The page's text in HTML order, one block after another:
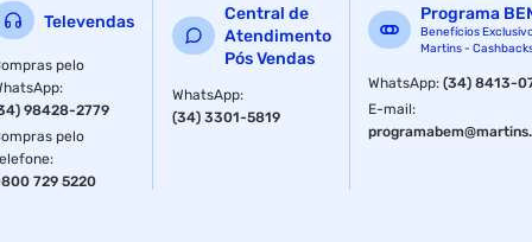
ean : 7908325301778
dimensao do produto (a / p / l) : 49.0mm / 198.0mm /
109.0mm
dimensao da embalagem (a / p / l) : 80.0mm / 230.0mm /
120.0mm
Televendas
pelo
:
98428-2779
pelo
:
729 5220
Central de
Atendimento
Pós Vendas
WhatsApp:
(34) 3301-5819
Programa
Benefícios
Martins -
WhatsApp:(34) 8413-
E-mail: